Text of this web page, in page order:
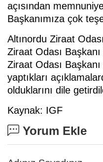
açısından
Başkanımıza çok
Altınordu Ziraat
Ziraat Odası
Ziraat Odası
yaptıkları
olduklarını dile
Kaynak: IGF
Yorum Ekle